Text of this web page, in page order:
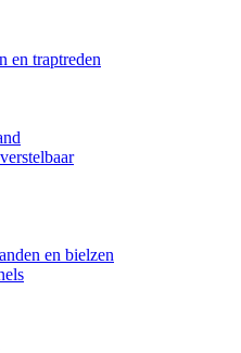
en traptreden
en bielzen